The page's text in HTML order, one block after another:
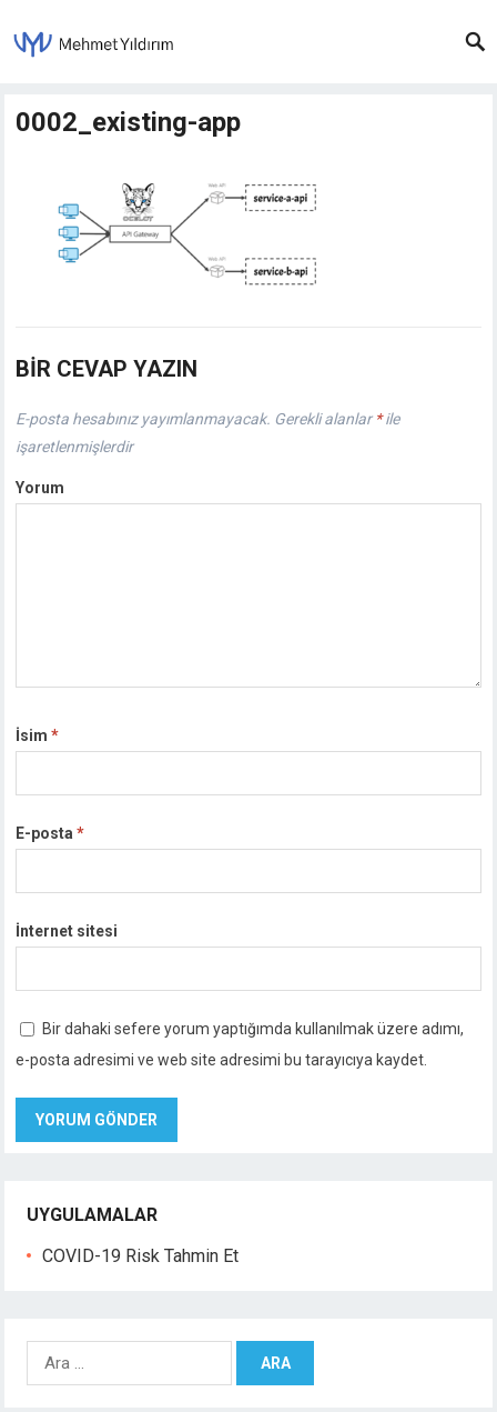
0002_existing-app
BIR CEVAP YAZIN
E-posta hesabınız yayımlanmayacak. Gerekli alanlar *ile
işaretlenmişlerdir
Yorum
İsim*
E-posta*
İnternet sitesi
Bir dahaki sefere yorum yaptığımda kullanılmak üzere adımı,
e-posta adresimi ve web site adresimi bu tarayıcıya kaydet.
UYGULAMALAR
COVID-19 Risk Tahmin Et